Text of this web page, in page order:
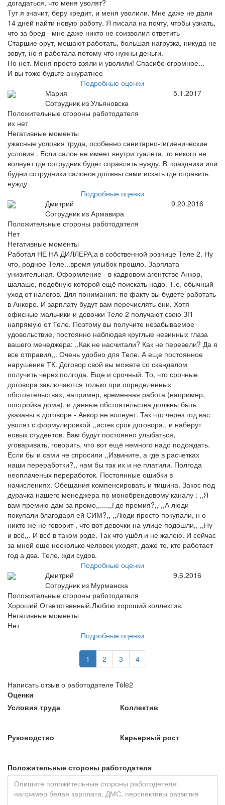
догадаться, что меня уволят?
Тут я значит, беру кредит, и меня уволили. Мне даже не дали
14 дней найти новую работу. Я писала на почту, чтобы узнать,
что за бред - мне даже никто не соизволил ответить
Старшие орут, мешают работать, большая нагрузка, никуда не
зовут, но я работала потому что нужны деньги.
Но нет. Меня просто взяли и уволили! Спасибо огромное...
И вы тоже будьте аккуратнее
Подробные оценки
Мария
Сотрудник из Ульяновска
5.1.2017
Положительные стороны работодателя
их нет
Негативные моменты
ужасные условия труда, особенно санитарно-гигиенические
условия . Если салон не имеет внутри туалета, то никого не
волнует где сотрудник будет справлять нужду. В праздники или
будни сотрудники салонов должны сами искать где справить
нужду.
Подробные оценки
Дмитрий
Сотрудник из Армавира
9.20.2016
Положительные стороны работодателя
Нет
Негативные моменты
Работал НЕ НА ДИЛЛЕРА,а в собственной рознице Теле 2. Ну
что, родное Теле...время улыбок прошло. Зарплата
унизительная. Оформление - в кадровом агентстве Анкор,
шалаше, подобную которой ещё поискать надо. Т.е. обычный
уход от налогов. Для понимания: по факту вы будете работать
в Анкоре. И зарплату будут вам перечислять они. Хотя
офисные мальчики и девочки Теле 2 получают свою ЗП
напрямую от Теле. Поэтому вы получите незабываемое
удовольствие, постоянно наблюдая круглые невинных глаза
вашего менеджера: ,,Как не насчитали? Как не перевели? Да я
все отправил,,. Очень удобно для Теле. А еще постоянное
нарушение ТК. Договор свой вы можете со скандалом
получить через полгода. Еще и срочный. То, что срочные
договора заключаются только при определенных
обстоятельствах, например, временная работа (например,
постройка дома), и данные обстоятельства должны быть
указаны в договоре - Анкор не волнует. Так что через год вас
уволят с формулировкой ,,истек срок договора,, и наберут
новых студентов. Вам будут постоянно улыбаться,
уговаривать, говорить, что вот ещё немного надо подождать.
Если бы и сами не спросили ,,Извините, а где в расчетках
наши переработки?,, нам бы так их и не платили. Полгода
неоплаченых переработок. Постоянные ошибки в
начислениях. Обещания компенсировать и тишина. Закос под
дурачка нашего менеджера по монобрендовому каналу : ,,Я
вам премию дам за промо,,....,,Где премия?,, ,,А люди
покупали благодаря ей СИМ?,, ,,Люди просто покупали, н о
никто же не говорит , что вот девочки на улице подошли,, ,,Ну
и всё,,. И всё в таком роде. Так что ушёл и не жалею. И сейчас
за мной еще несколько человек уходят, даже те, кто работает
год а два. Теле, жди судов.
Подробные оценки
Дмитрий
Сотрудник из Мурманска
9.6.2016
Положительные стороны работодателя
Хороший Ответственный,Люблю хороший коллектив.
Негативные моменты
Нет
Подробные оценки
1 2 3 4
Написать отзыв о работодателе Tele2
Оценки
Условия труда
Коллектив
Руководство Карьерный рост
Положительные стороны работодателя